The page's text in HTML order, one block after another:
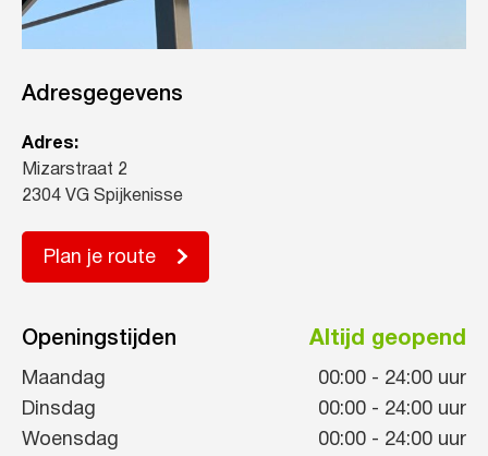
Adresgegevens
Adres:
Mizarstraat 2
2304 VG Spijkenisse
Plan je route
Openingstijden Altijd geopend
Maandag 00:00 - 24:00 uur
Dinsdag
00:00 - 24:00 uur
Woensdag
00:00 - 24:00 uur